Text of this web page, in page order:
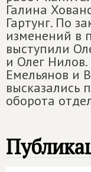
Галина
Гартунг. По
изменений в
выступили
и Олег
Емельянов и
высказались
оборота